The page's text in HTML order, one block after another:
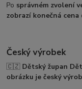
Po správném zvolení
zobrazí konečná cena
Český výrobek
🇨🇿 Dětský župan
obrázku je český